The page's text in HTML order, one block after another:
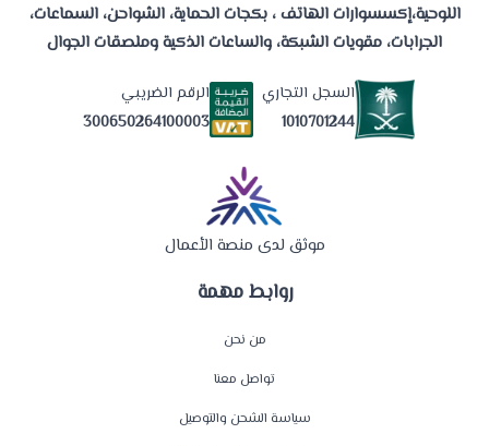
روابط مهمة
من نحن
تواصل معنا
سياسة الشحن والتوصيل
اللوحية،إكسسوارات الهاتف ، بكجات الحماية، الشواحن، السماعات،
الجرابات، مقويات الشبكة، والساعات الذكية وملصقات الجوال
السجل التجاري
1010701244
الرقم الضريبي
300650264100003
موثق لدى منصة الأعمال